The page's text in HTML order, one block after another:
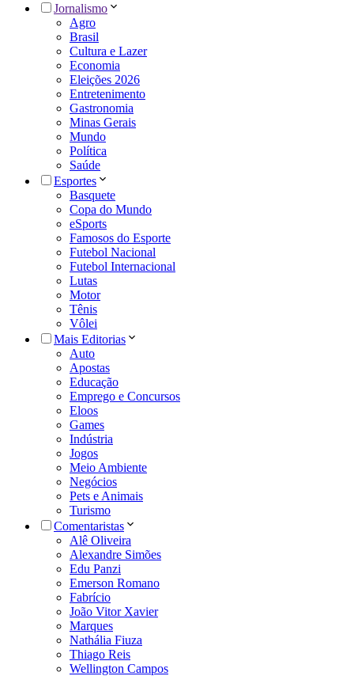
Jornalismo
Agro
Brasil
Cultura e Lazer
Economia
Eleições 2026
Entretenimento
Gastronomia
Minas Gerais
Mundo
Política
Saúde
Esportes
Basquete
Copa do Mundo
eSports
Famosos do Esporte
Futebol Nacional
Futebol Internacional
Lutas
Motor
Tênis
Vôlei
Mais Editorias
Auto
Apostas
Educação
Emprego e Concursos
Eloos
Games
Indústria
Jogos
Meio Ambiente
Negócios
Pets e Animais
Turismo
Comentaristas
Alê Oliveira
Alexandre Simões
Edu Panzi
Emerson Romano
Fabrício
João Vitor Xavier
Marques
Nathália Fiuza
Thiago Reis
Wellington Campos